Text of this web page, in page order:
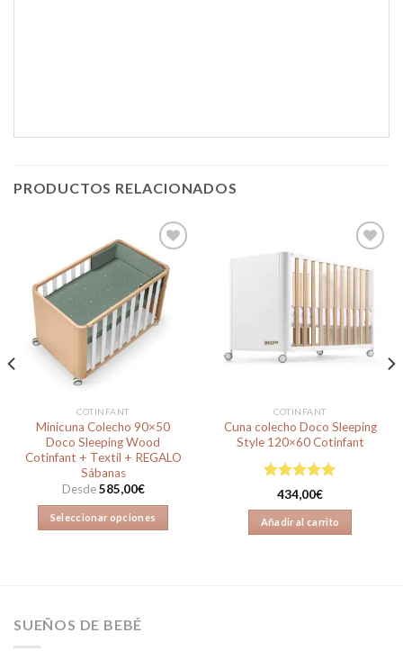
PRODUCTOS RELACIONADOS
Añadir
a la
lista de
deseos
COTINFANT
Minicuna Colecho 90×50
Doco Sleeping Wood
Cotinfant + Textil + REGALO
Sábanas
Desde585,00€
Seleccionar opciones
variantes.
Las
a la
lista de
deseos
COTINFANT
Cuna colecho Doco Sleeping
Style 120×60 Cotinfant
Valorado en
de 5
434,00€
Añadir al carrito
SUEÑOS DE BEBÉ